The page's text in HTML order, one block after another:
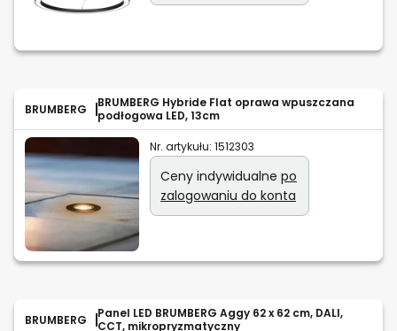
BRUMBERG
BRUMBERG Hybride Flat oprawa wpuszczana
podłogowa LED, 13cm
Nr. artykułu: 1512303
Ceny indywidualne po
zalogowaniu do konta
BRUMBERG
Panel LED BRUMBERG Aggy 62 x 62 cm, DALI,
CCT, mikropryzmatyczny